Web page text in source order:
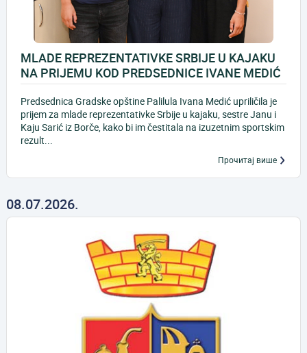
MLADE REPREZENTATIVKE SRBIJE U KAJAKU
NA PRIJEMU KOD PREDSEDNICE IVANE MEDIĆ
Predsednica Gradske opštine Palilula Ivana Medić upriličila je
prijem za mlade reprezentativke Srbije u kajaku, sestre Janu i
Kaju Sarić iz Borče, kako bi im čestitala na izuzetnim sportskim
rezult...
Прочитај више
08.07.2026.